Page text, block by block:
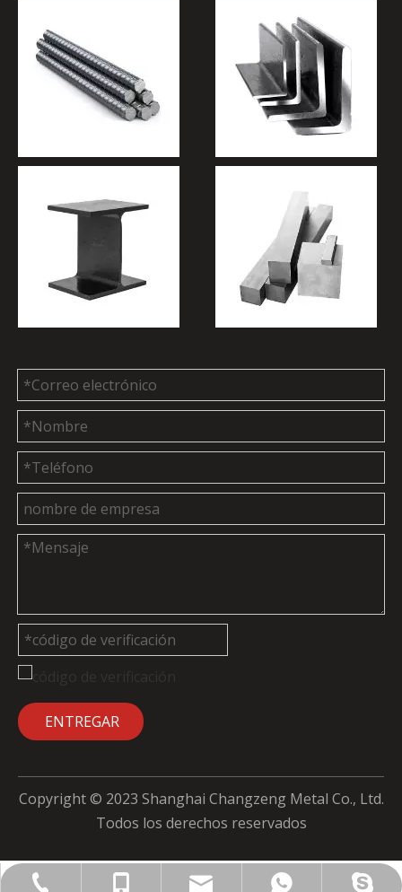
+86-21-66866895
+86-18715010658
admin@cz-metal.com
+86-18715010658
+86-18715010658
ENTREGAR
Copyright © 2023 Shanghai Changzeng Metal Co., Ltd.
Todos los derechos reservados